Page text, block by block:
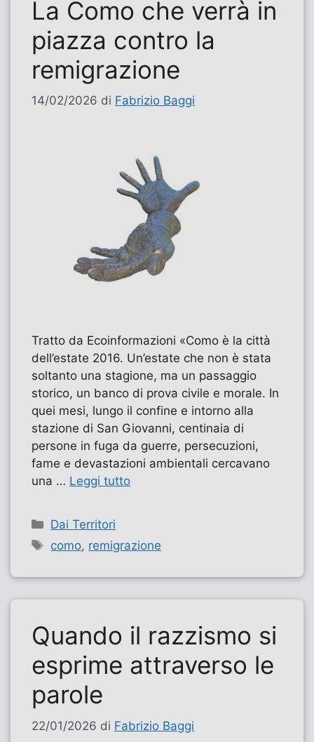
La Como che verrà in
piazza contro la
remigrazione
14/02/2026 di Fabrizio Baggi
Tratto da Ecoinformazioni «Como è la città
dell’estate 2016. Un’estate che non è stata
soltanto una stagione, ma un passaggio
storico, un banco di prova civile e morale. In
quei mesi, lungo il confine e intorno alla
stazione di San Giovanni, centinaia di
persone in fuga da guerre, persecuzioni,
fame e devastazioni ambientali cercavano
una … Leggi tutto
Categorie
Dai Territori
Tag
como, remigrazione
Quando il razzismo si
esprime attraverso le
parole
22/01/2026 di Fabrizio Baggi